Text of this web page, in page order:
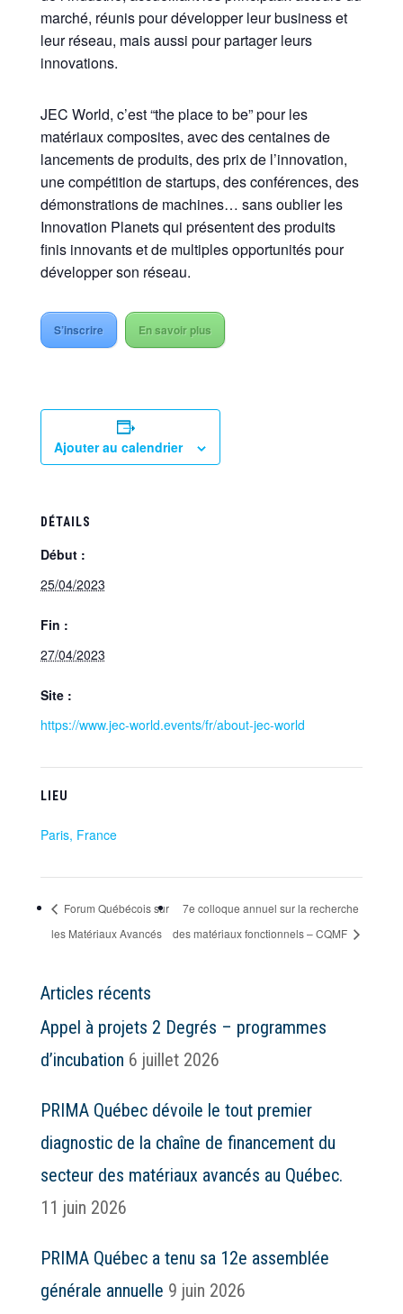
marché, réunis pour développer leur business et
leur réseau, mais aussi pour partager leurs
innovations.
JEC World, c’est “the place to be” pour les
matériaux composites, avec des centaines de
lancements de produits, des prix de l’innovation,
une compétition de startups, des conférences, des
démonstrations de machines… sans oublier les
Innovation Planets qui présentent des produits
finis innovants et de multiples opportunités pour
développer son réseau.
S’inscrire En savoir plus
Ajouter au calendrier
DÉTAILS
Début :
25/04/2023
Fin :
27/04/2023
Site :
https://www.jec-world.events/fr/about-jec-world
LIEU
Paris, France
Forum Québécois sur
les Matériaux Avancés
7e colloque annuel sur la recherche
des matériaux fonctionnels – CQMF
Articles récents
Appel à projets 2 Degrés – programmes
d’incubation 6 juillet 2026
PRIMA Québec dévoile le tout premier
diagnostic de la chaîne de financement du
secteur des matériaux avancés au Québec.
11 juin 2026
PRIMA Québec a tenu sa 12e assemblée
générale annuelle 9 juin 2026